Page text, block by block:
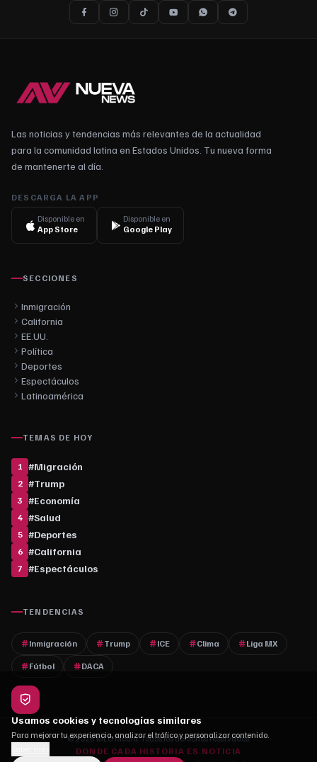
Las noticias y tendencias más relevantes de la actualidad
para la comunidad latina en Estados Unidos. Tu nueva forma
de mantenerte al día.
DESCARGA LA APP
Disponible en
App Store
Disponible en
Google Play
SECCIONES
Inmigración
California
EE.UU.
Política
Deportes
Espectáculos
Latinoamérica
TEMAS DE HOY
1 #Migración
2 #Trump
3 #Economía
4 #Salud
5 #Deportes
6 #California
7 #Espectáculos
TENDENCIAS
Inmigración Trump ICE Clima Liga MX
Fútbol DACA
© 2026 MLC Media. Todos los derechos reservados.
DONDE CADA HISTORIA ES NOTICIA
Usamos cookies y tecnologías similares
Para mejorar tu experiencia, analizar el tráfico y personalizar contenido.